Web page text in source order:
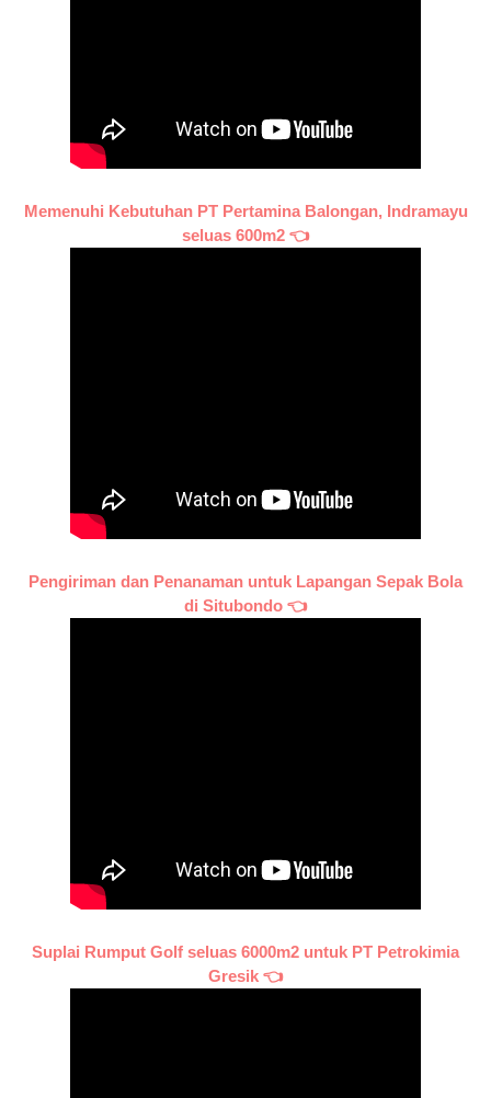
Memenuhi Kebutuhan PT Pertamina Balongan, Indramayu
seluas 600m2 👈
Pengiriman dan Penanaman untuk Lapangan Sepak Bola
di Situbondo 👈
Suplai Rumput Golf seluas 6000m2 untuk PT Petrokimia
Gresik 👈